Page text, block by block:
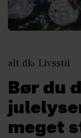
alt.dk Livsstil
Bør du
meget